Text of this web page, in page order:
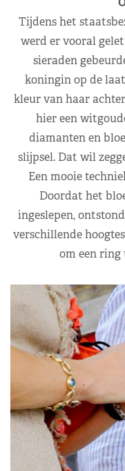
Tijdens het
werd er vooral
sieraden
koningin op de
kleur van haar
hier een
diamanten en
slijpsel. Dat wil
Een mooie
Doordat het
ingeslepen,
verschillende
om een ring